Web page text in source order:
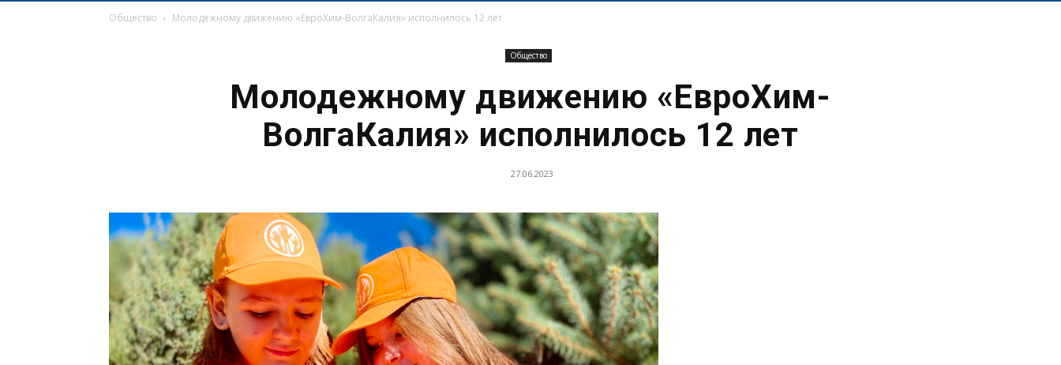
Общество Молодежному движению «ЕвроХим-ВолгаКалия» исполнилось 12 лет
Общество
Молодежному движению «ЕвроХим-
ВолгаКалия» исполнилось 12 лет
27.06.2023